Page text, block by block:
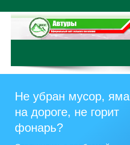
содержимому
Не убран мусор, яма
на дороге, не горит
фонарь?